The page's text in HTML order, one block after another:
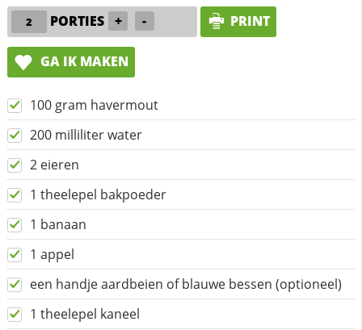
PORTIES + - PRINT
GA IK MAKEN
100 gram havermout
200 milliliter water
2 eieren
1 theelepel bakpoeder
1 banaan
1 appel
een handje aardbeien of blauwe bessen (optioneel)
1 theelepel kaneel